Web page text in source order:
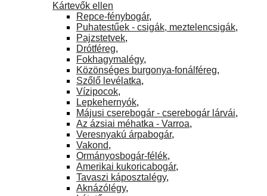
Kártevők ellen
Repce-fénybogár,
Puhatestűek - csigák, meztelencsigák,
Pajzstetvek,
Drótféreg,
Fokhagymalégy,
Közönséges burgonya-fonálféreg,
Szőlő levélatka,
Vízipocok,
Lepkehernyók,
Májusi cserebogár - cserebogár lárvái,
Az ázsiai méhatka - Varroa,
Veresnyakú árpabogár,
Vakond,
Ormányosbogár-félék,
Amerikai kukoricabogár,
Tavaszi káposztalégy,
Aknázólégy,